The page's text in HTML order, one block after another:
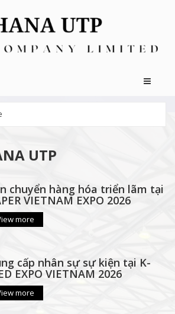
UTP
chuyển hàng hóa triển lãm tại
VIETNAM EXPO 2026
more
cấp nhân sự sự kiện tại K-
EXPO VIETNAM 2026
more